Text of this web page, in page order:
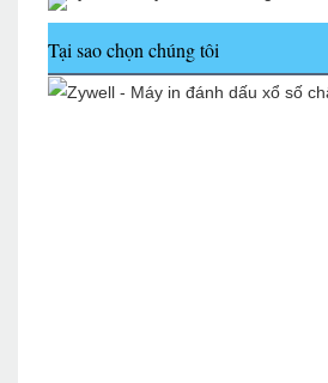
Tại sao chọn chúng tôi